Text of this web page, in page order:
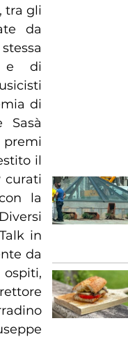
tra gli
da
e di
di
Sasà
il
curati
la
in
da
ospiti,